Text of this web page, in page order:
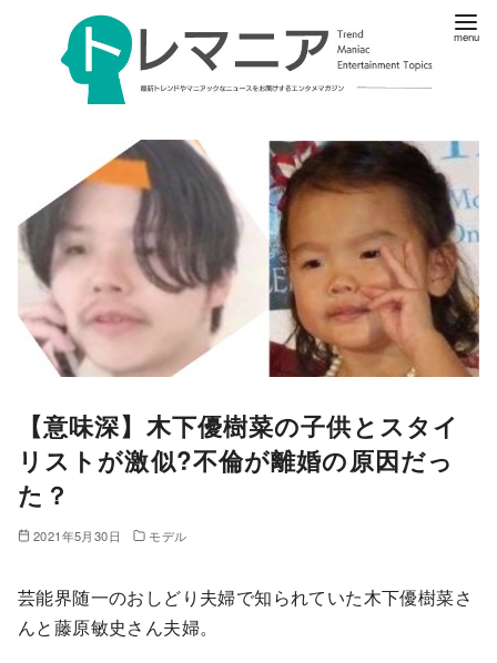
【意味深】木下優樹菜の子供とスタイ
リストが激似?不倫が離婚の原因だっ
た？
2021年5月30日 モデル
芸能界随一のおしどり夫婦で知られていた木下優樹菜さ
んと藤原敏史さん夫婦。